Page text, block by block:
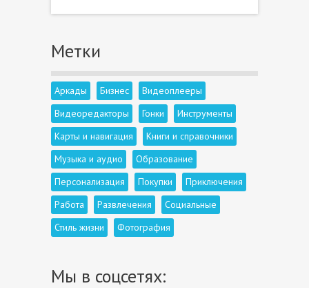
Метки
Аркады Бизнес
Видеоплееры
Видеоредакторы
Гонки
Инструменты
Карты и навигация
Книги и справочники
Музыка и аудио
Образование
Персонализация
Покупки
Приключения
Работа
Развлечения
Социальные
Стиль жизни
Фотография
Мы в соцсетях: